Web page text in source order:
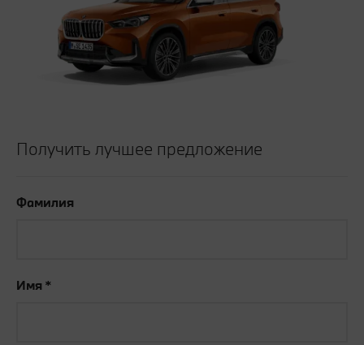
Получить лучшее предложение
Фамилия
Имя